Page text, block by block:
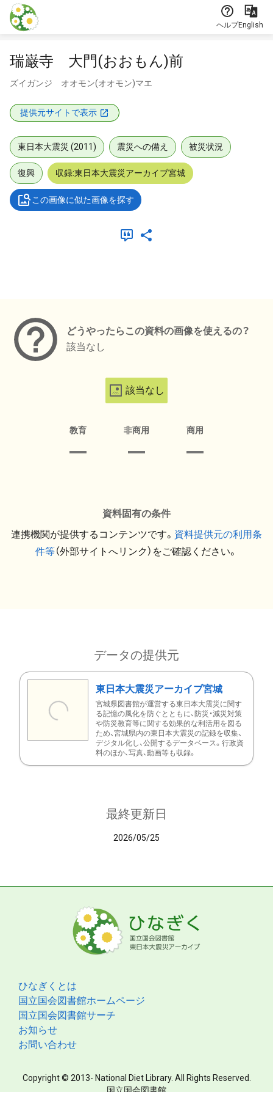
本文に飛ぶ
ヘルプEnglish
瑞巌寺 大門(おおもん)前
ズイガンジ オオモン(オオモン)マエ
提供元サイトで表示
東日本大震災 (2011) 震災への備え 被災状況
復興 収録:東日本大震災アーカイブ宮城
この画像に似た画像を探す
どうやったらこの資料の画像を使えるの？
該当なし
該当なし
教育 非商用 商用
資料固有の条件
連携機関が提供するコンテンツです。 資料提供元の利用条
件等（外部サイトへリンク）をご確認ください。
データの提供元
東日本大震災アーカイブ宮城
宮城県図書館が運営する東日本大震災に関す
る記憶の風化を防ぐとともに、防災・減災対策
や防災教育等に関する効果的な利活用を図る
ため、宮城県内の東日本大震災の記録を収集、
デジタル化し、公開するデータベース。行政資
料のほか、写真、動画等も収録。
最終更新日
2026/05/25
ひなぎくとは
国立国会図書館ホームページ
国立国会図書館サーチ
お知らせ
お問い合わせ
Copyright © 2013- National Diet Library. All Rights Reserved.